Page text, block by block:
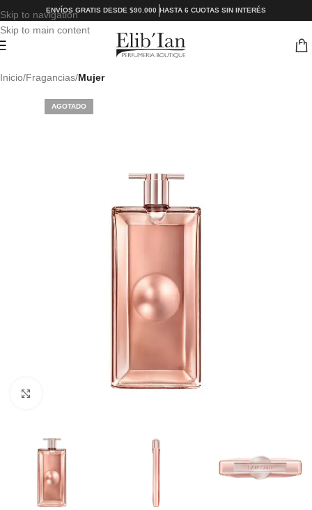
Skip to navigation
Skip to main content
ENVÍOS GRATIS DESDE $90.000 HASTA 6 CUOTAS SIN INTERÉS
Inicio Fragancias Mujer
AGOTADO